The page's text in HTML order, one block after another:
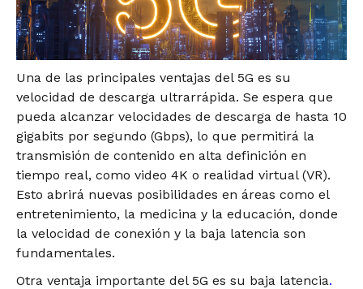
Una de las principales ventajas del 5G es su
velocidad de descarga ultrarrápida. Se espera que
pueda alcanzar velocidades de descarga de hasta 10
gigabits por segundo (Gbps), lo que permitirá la
transmisión de contenido en alta definición en
tiempo real, como video 4K o realidad virtual (VR).
Esto abrirá nuevas posibilidades en áreas como el
entretenimiento, la medicina y la educación, donde
la velocidad de conexión y la baja latencia son
fundamentales.
Otra ventaja importante del 5G es su baja latencia.